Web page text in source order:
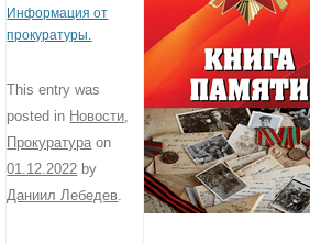
Информация от
прокуратуры.
This entry was
posted in Новости
Прокуратура on
01.12.2022 by
Даниил Лебедев